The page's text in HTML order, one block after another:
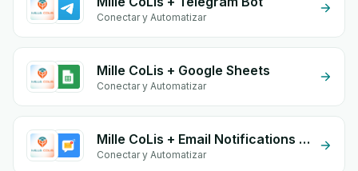
Conectar y Automatizar
Mille CoLis + Google Sheets
Conectar y Automatizar
Mille CoLis + Email Notifications by eGrow
Conectar y Automatizar